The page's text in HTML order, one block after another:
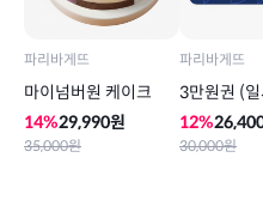
파리바게뜨
마이넘버원 케이크
14%29,990원
35,000원
파리바게뜨
3만원권 (
12%
30,000원